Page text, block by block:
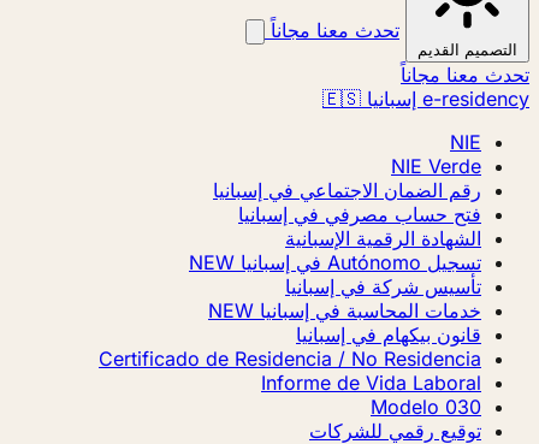
التصميم القديم
تحدث معنا مجاناً
تحدث معنا مجاناً
e-residency إسبانيا 🇪🇸
NIE
NIE Verde
رقم الضمان الاجتماعي في إسبانيا
فتح حساب مصرفي في إسبانيا
الشهادة الرقمية الإسبانية
تسجيل Autónomo في إسبانيا
NEW
تأسيس شركة في إسبانيا
خدمات المحاسبة في إسبانيا NEW
قانون بيكهام في إسبانيا
Certificado de Residencia / No Residencia
Informe de Vida Laboral
Modelo 030
توقيع رقمي للشركات